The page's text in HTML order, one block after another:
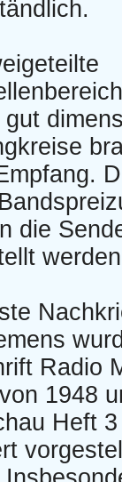
die
Radio
1948
Heft